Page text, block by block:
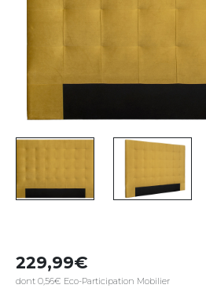
229,99
dont 0,56€ Eco-Participation Mobilier